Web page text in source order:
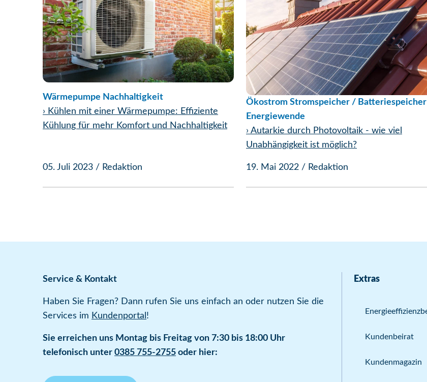
Wärmepumpe Nachhaltigkeit
› Kühlen mit einer Wärmepumpe: Effiziente
Kühlung für mehr Komfort und Nachhaltigkeit
05. Juli 2023 / Redaktion
Ökostrom Stromspeicher / Batteriespeicher
Energiewende
› Autarkie durch Photovoltaik - wie viel
Unabhängigkeit ist möglich?
19. Mai 2022 / Redaktion
Service & Kontakt
Haben Sie Fragen? Dann rufen Sie uns einfach an oder nutzen Sie die
Services im Kundenportal !
Sie erreichen uns Montag bis Freitag von 7:30 bis 18:00 Uhr
telefonisch unter 0385 755-2755 oder hier:
Extras
Kundenbeirat
Kundenmagazin